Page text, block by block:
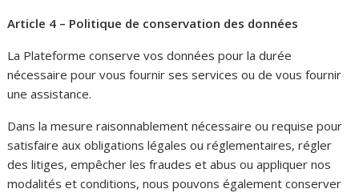
Article 4 – Politique de conservation des données
La Plateforme conserve vos données pour la durée
nécessaire pour vous fournir ses services ou de vous fournir
une assistance.
Dans la mesure raisonnablement nécessaire ou requise pour
satisfaire aux obligations légales ou réglementaires, régler
des litiges, empêcher les fraudes et abus ou appliquer nos
modalités et conditions, nous pouvons également conserver